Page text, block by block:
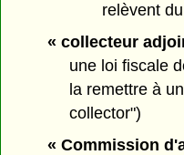
relèvent
« collecteur
une loi fiscale
la remettre à
collector")
« Commission